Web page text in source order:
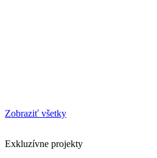
Zobraziť všetky
Exkluzívne projekty